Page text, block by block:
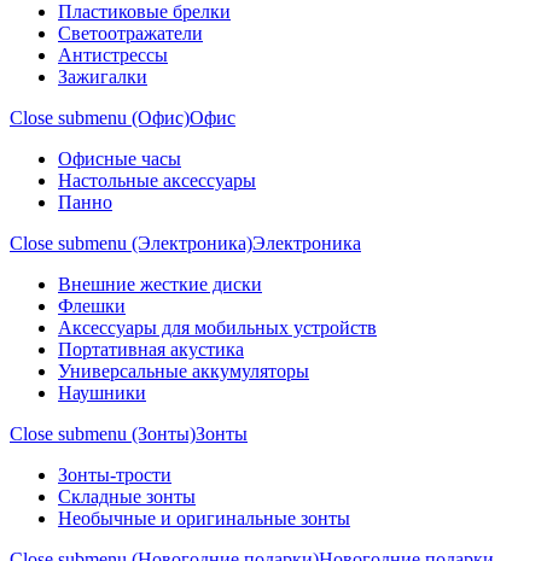
Пластиковые брелки
Светоотражатели
Антистрессы
Зажигалки
Close submenu (Офис)Офис
Офисные часы
Настольные аксессуары
Панно
Close submenu (Электроника)Электроника
Внешние жесткие диски
Флешки
Аксессуары для мобильных устройств
Портативная акустика
Универсальные аккумуляторы
Наушники
Close submenu (Зонты)Зонты
Зонты-трости
Складные зонты
Необычные и оригинальные зонты